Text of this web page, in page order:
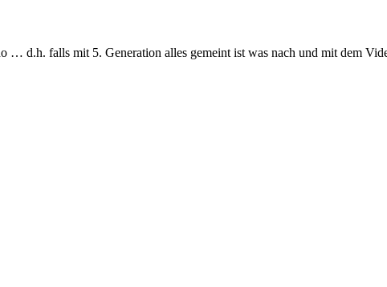
… d.h. falls mit 5. Generation alles gemeint ist was nach und mit dem